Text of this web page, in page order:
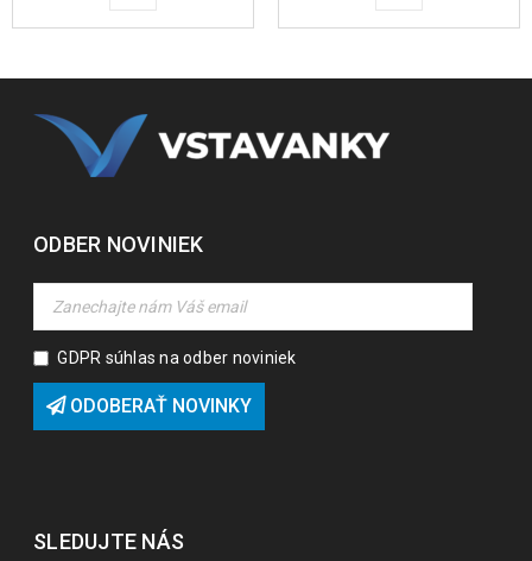
ODBER NOVINIEK
GDPR súhlas na odber noviniek
ODOBERAŤ NOVINKY
SLEDUJTE NÁS